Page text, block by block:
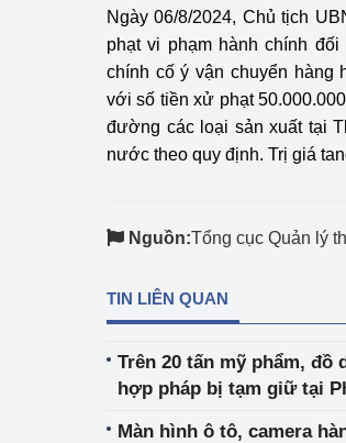
Ngày 06/8/2024, Chủ tịch
phạt vi phạm hành chính
chính cố ý vận chuyển hàng
với số tiền xử phạt
đường các loại sản xuất tại
nước theo quy định. Trị giá
Nguồn:Tổng cục Quản lý
TIN LIÊN QUAN
Trên 20 tấn mỹ phẩm,
hợp pháp bị tạm giữ tại
Màn hình ô tô, camera